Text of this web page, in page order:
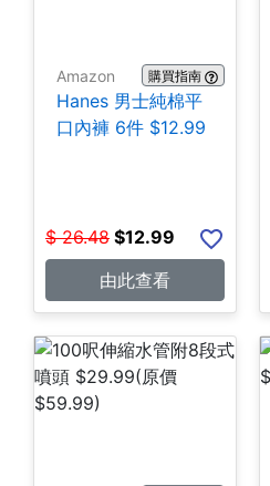
Amazon 購買指南
Hanes 男士純棉平
口內褲 6件 $12.99
$ 26.48 $12.99
由此查看